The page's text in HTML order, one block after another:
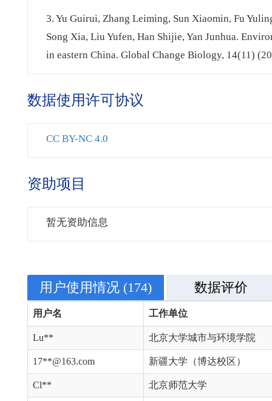
3. Yu Guirui, Zhang Leiming, Sun Xiaomin, Fu
Song Xia, Liu Yufen, Han Shijie, Yan Junhua.
in eastern China. Global Change Biology, 14(11)
数据使用许可协议
CC BY-NC 4.0
资助项目
暂无资助信息
用户使用情况 (174) 数据评价
用户名 工作单位
Lu** 北京大学城市与环境学院
17**@163.com 新疆大学（博达校区）
Cl** 北京师范大学